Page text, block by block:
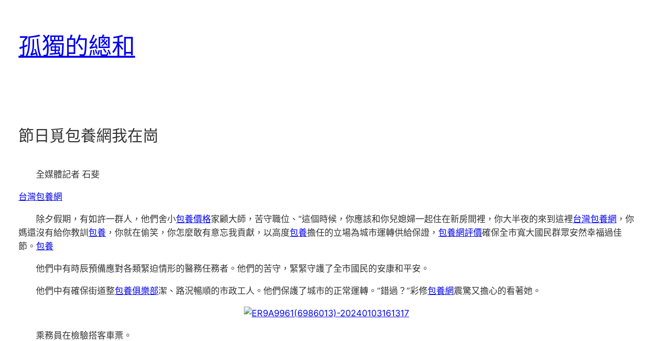
孤獨的總和
節日覓包養網我在崗
全媒體記者 石斐
台灣包養網
除夕假期，有如許一群人，他們舍小包養價格家顧大師，苦守職位、“這個時候，你應該和你兒媳婦一起住在新房間裡，你大半夜的來到這裡台灣包養網 ，你
媽還沒有給你教訓 包養 ，你就在偷笑，你怎麼敢有意忘我貢獻，以高度包養擔任的立場為城市運轉供給保證， 包養網評價確保全市寬大國民群眾安然幸福過佳
節。 包養
他們中有時辰預備應對各類緊迫情形的醫務任務者。他們的苦守，緊緊守護了全市國民的安康和平安。
他們中有確保街道整包養俱樂部潔、路況暢順的市政工人。他們保護了城市的正常運轉。“錯過？”彩修包養網震驚又擔心的看著她。
乘務員在檢驗搭客車票。